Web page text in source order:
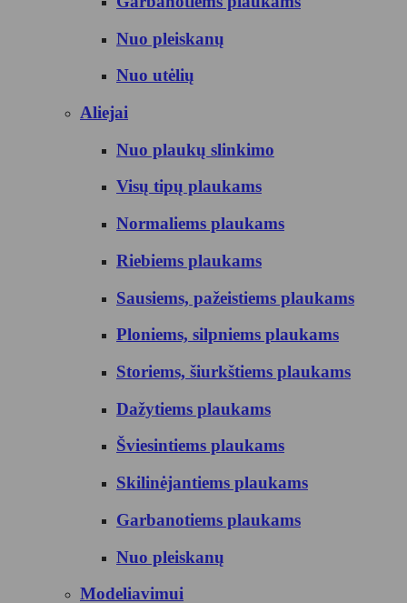
Nuo pleiskanų
Nuo utėlių
Aliejai
Nuo plaukų slinkimo
Visų tipų plaukams
Normaliems plaukams
Riebiems plaukams
Sausiems, pažeistiems plaukams
Ploniems, silpniems plaukams
Storiems, šiurkštiems plaukams
Dažytiems plaukams
Šviesintiems plaukams
Skilinėjantiems plaukams
Garbanotiems plaukams
Nuo pleiskanų
Modeliavimui